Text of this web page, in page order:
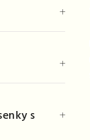
s